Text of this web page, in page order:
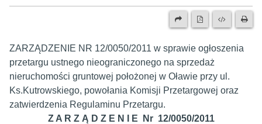
ZARZĄDZENIE NR 12/0050/2011 w sprawie ogłoszenia
przetargu ustnego nieograniczonego na sprzedaż
nieruchomości gruntowej położonej w Oławie przy ul.
Ks.Kutrowskiego, powołania Komisji Przetargowej oraz
zatwierdzenia Regulaminu Przetargu.
Z A R Z Ą D Z E N I E Nr 12/0050/2011